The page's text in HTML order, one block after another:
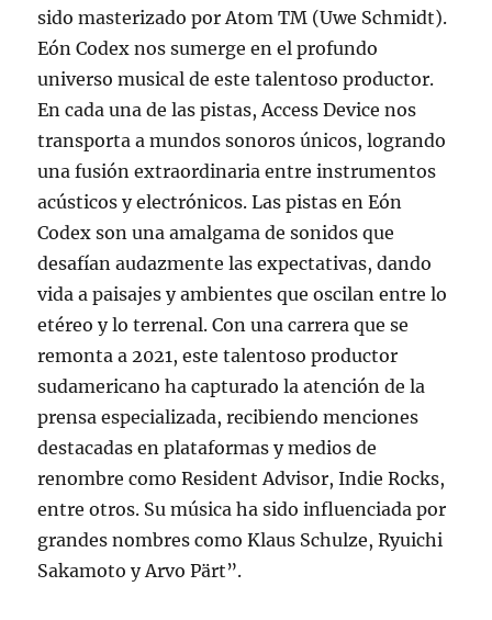
sido masterizado por Atom TM (Uwe Schmidt).
Eón Codex nos sumerge en el profundo
universo musical de este talentoso productor.
En cada una de las pistas, Access Device nos
transporta a mundos sonoros únicos, logrando
una fusión extraordinaria entre instrumentos
acústicos y electrónicos. Las pistas en Eón
Codex son una amalgama de sonidos que
desafían audazmente las expectativas, dando
vida a paisajes y ambientes que oscilan entre lo
etéreo y lo terrenal. Con una carrera que se
remonta a 2021, este talentoso productor
sudamericano ha capturado la atención de la
prensa especializada, recibiendo menciones
destacadas en plataformas y medios de
renombre como Resident Advisor, Indie Rocks,
entre otros. Su música ha sido influenciada por
grandes nombres como Klaus Schulze, Ryuichi
Sakamoto y Arvo Pärt”.